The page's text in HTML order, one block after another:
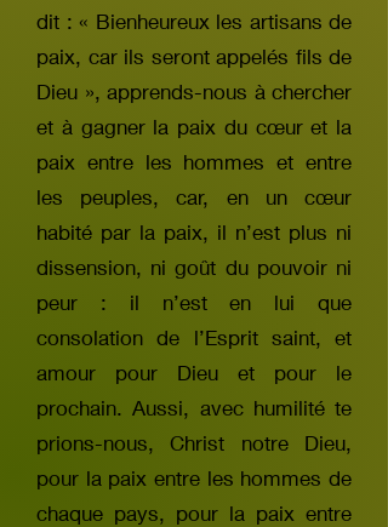
dit : « Bienheureux les artisans de
paix, car ils seront appelés fils de
Dieu », apprends-nous à chercher
et à gagner la paix du cœur et la
paix entre les hommes et entre
les peuples, car, en un cœur
habité par la paix, il n’est plus ni
dissension, ni goût du pouvoir ni
peur : il n’est en lui que
consolation de l’Esprit saint, et
amour pour Dieu et pour le
prochain. Aussi, avec humilité te
prions-nous, Christ notre Dieu,
pour la paix entre les hommes de
chaque pays, pour la paix entre